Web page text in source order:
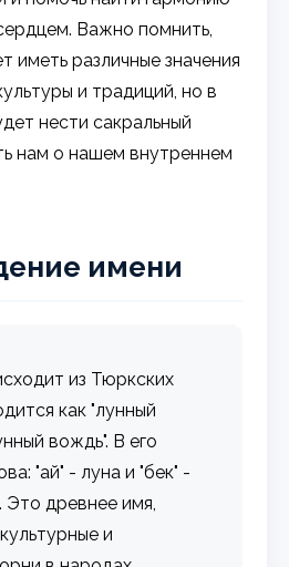
Важно помнить,
иметь различные значения
и традиций, но в
нести сакральный
нам о нашем внутреннем
имени
из Тюркских
как "лунный
вождь". В его
"ай" - луна и "бек" -
Это древнее имя,
и